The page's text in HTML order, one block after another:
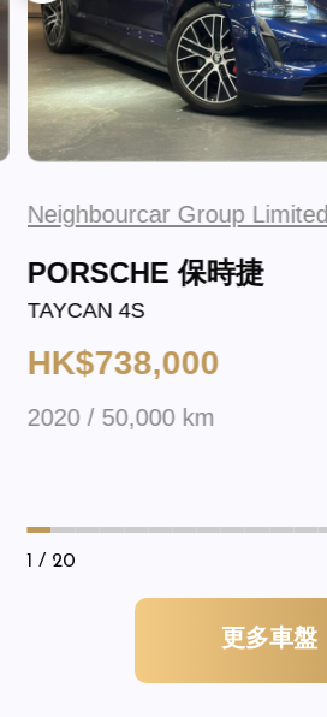
Neighbourcar Group Limited
PORSCHE 保時捷
TAYCAN 4S
HK$738,000
2020 / 50,000 km
1 / 20
更多車盤